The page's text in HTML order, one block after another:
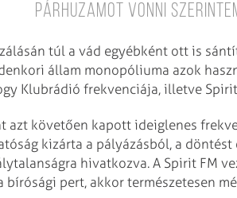
párhuzamot vonni
túl a vád egyébként ott is
állam monopóliuma azok
Klubrádió frekvenciája, illetve
azt követően kapott ideiglenes
kizárta a pályázásból, a
hivatkozva. A Spirit FM
bírósági pert, akkor természetesen